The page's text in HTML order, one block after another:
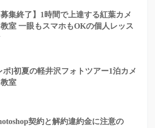
募集終了】1時間で上達する紅葉カメ
室 一眼もスマホもOKの個人レッス
ポ]初夏の軽井沢フォトツアー1泊カメ
室
契約と解約違約金に注意の